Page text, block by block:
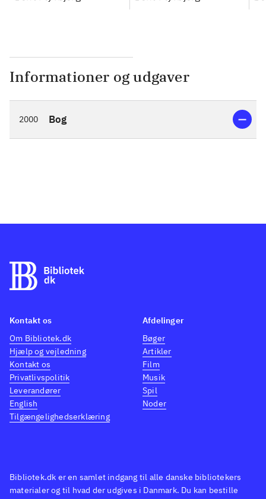
Informationer og udgaver
2000 Bog
Bibliotek.dk er en samlet indgang til alle danske bibliotekers
materialer og til hvad der udgives i Danmark. Du kan bestille
Kontakt os
Om Bibliotek.dk
Hjælp og vejledning
Kontakt os
Privatlivspolitik
Leverandører
English
Tilgængelighedserklæring
Afdelinger
Bøger
Artikler
Film
Musik
Spil
Noder